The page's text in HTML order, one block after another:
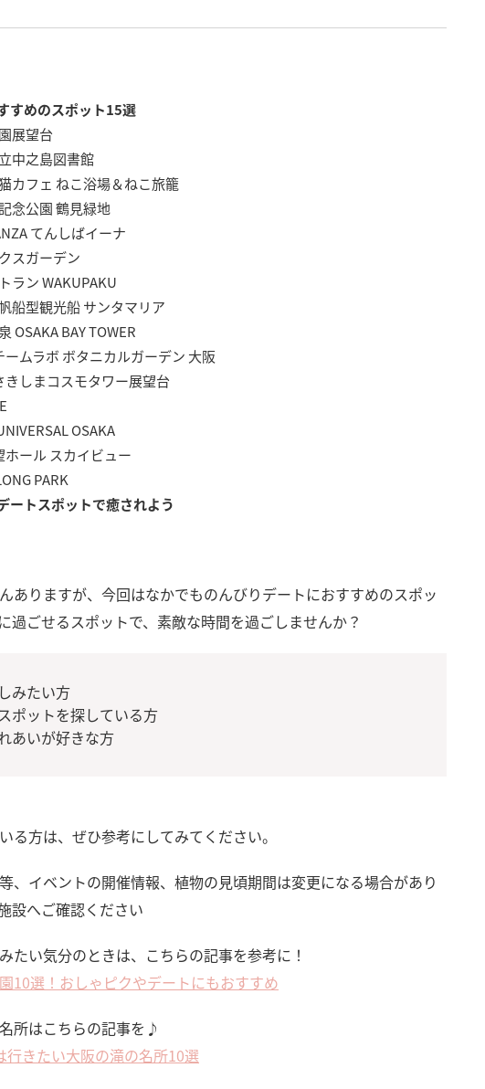
すめのスポット15選
展望台
中之島図書館
カフェ ねこ浴場＆ねこ旅籠
念公園 鶴見緑地
てんしばイーナ
スガーデン
ラン WAKUPAKU
船型観光船 サンタマリア
OSAKA BAY TOWER
ムラボ ボタニカルガーデン 大阪
しまコスモタワー展望台
OSAKA
ール スカイビュー
PARK
ートスポットで癒されよう
ありますが、今回はなかでものんびりデートにおすすめのスポッ
過ごせるスポットで、素敵な時間を過ごしませんか？
みたい方
ポットを探している方
あいが好きな方
る方は、ぜひ参考にしてみてください。
、イベントの開催情報、植物の見頃期間は変更になる場合があり
設へご確認ください
たい気分のときは、こちらの記事を参考に！
10選！おしゃピクやデートにもおすすめ
所はこちらの記事を♪
行きたい大阪の滝の名所10選